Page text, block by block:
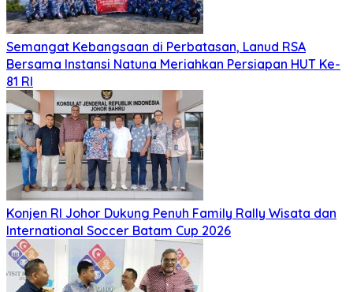
Semangat Kebangsaan di Perbatasan, Lanud RSA
Bersama Instansi Natuna Meriahkan Persiapan HUT Ke-
81 RI
Konjen RI Johor Dukung Penuh Family Rally Wisata dan
International Soccer Batam Cup 2026